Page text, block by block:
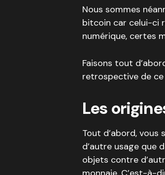
Nous sommes
bitcoin car celui-ci
numérique, certes
Faisons tout
retrospective de ce
Les
Tout d’abord, vous
d’autre usage que
objets contre